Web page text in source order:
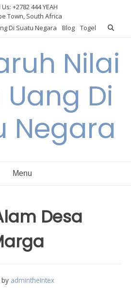
Us: +2782 444 YEAH
Town, South Africa
Di Suatu Negara
Blog Togel
Nilai
Di
Negara
Menu
Desa
by admintheintex